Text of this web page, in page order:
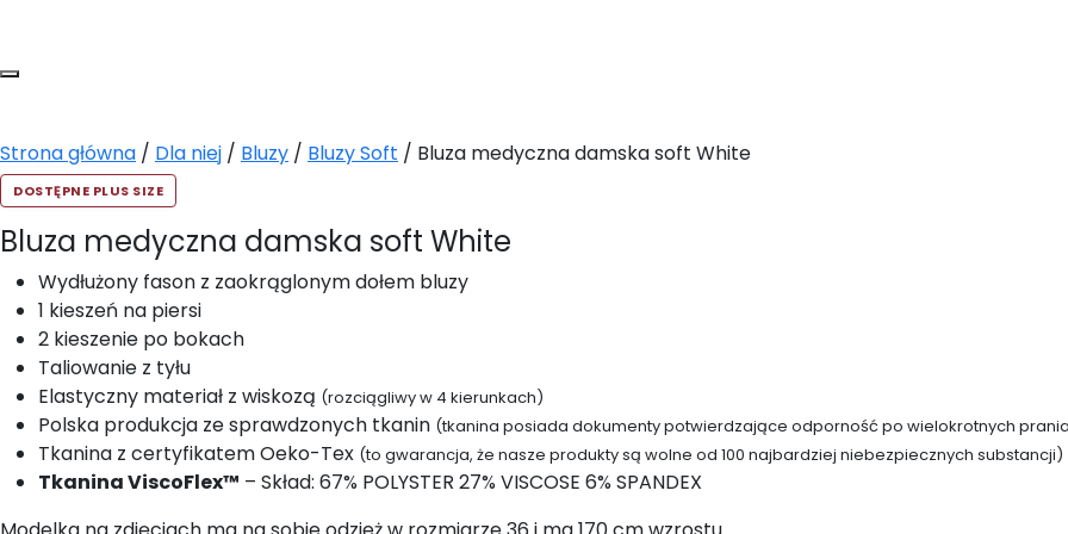
Strona główna / Dla niej / Bluzy / Bluzy Soft / Bluza medyczna damska soft White
DOSTĘPNE PLUS SIZE
Bluza medyczna damska soft White
Wydłużony fason z zaokrąglonym dołem bluzy
1 kieszeń na piersi
2 kieszenie po bokach
Taliowanie z tyłu
Elastyczny materiał z wiskozą (rozciągliwy w 4 kierunkach)
Polska produkcja ze sprawdzonych tkanin (tkanina posiada dokumenty potwierdzające odporność po wielokrotnych
Tkanina z certyfikatem Oeko-Tex (to gwarancja, że nasze produkty są wolne od 100 najbardziej niebezpiecznych substancji)
Tkanina ViscoFlex™ – Skład: 67% POLYSTER 27% VISCOSE 6% SPANDEX